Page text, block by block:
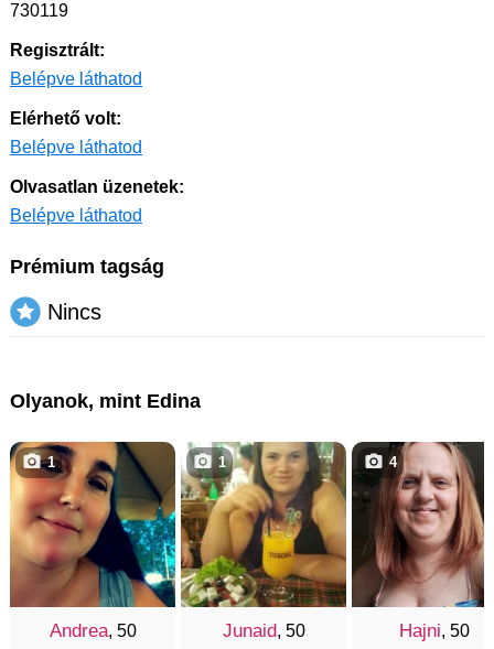
730119
Regisztrált:
Belépve láthatod
Elérhető volt:
Belépve láthatod
Olvasatlan üzenetek:
Belépve láthatod
Prémium tagság
Nincs
Olyanok, mint Edina
Andrea, 50
1
Junaid, 50
1
Hajni, 50
4